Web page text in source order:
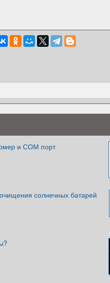
и СОМ порт
солнечных батарей